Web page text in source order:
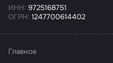
ИНН: 9725168751
ОГРН: 1247700614402
Главное